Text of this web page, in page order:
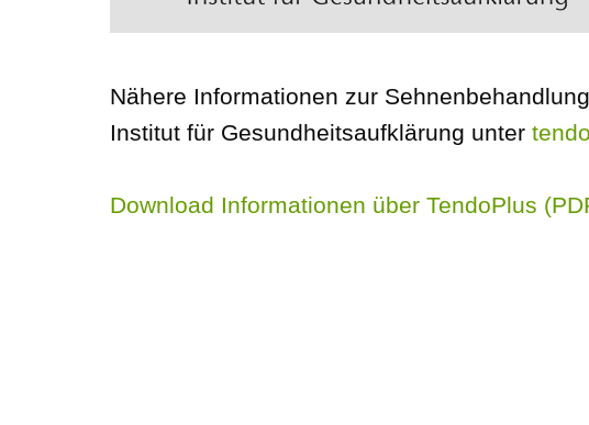
Nähere Informationen zur
Institut für Gesundheitsaufklärung unter
Download Informationen über TendoPlus